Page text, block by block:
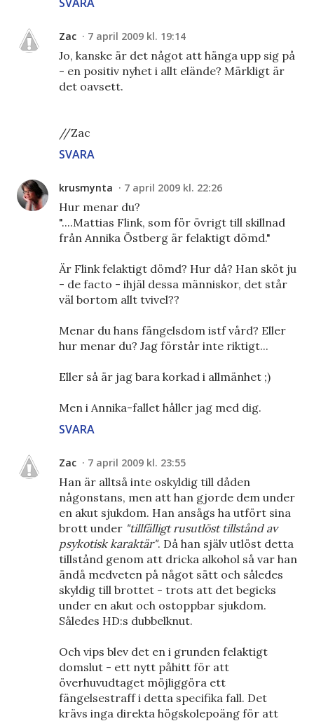
Zac 7 april 2009 kl. 19:14
Jo, kanske är det något att hänga upp sig på
- en positiv nyhet i allt elände? Märkligt är
det oavsett.
//Zac
SVARA
krusmynta 7 april 2009 kl. 22:26
Hur menar du?
"....Mattias Flink, som för övrigt till skillnad
från Annika Östberg är felaktigt dömd."
Är Flink felaktigt dömd? Hur då? Han sköt ju
- de facto - ihjäl dessa människor, det står
väl bortom allt tvivel??
Menar du hans fängelsdom istf vård? Eller
hur menar du? Jag förstår inte riktigt...
Eller så är jag bara korkad i allmänhet ;)
Men i Annika-fallet håller jag med dig.
SVARA
Zac 7 april 2009 kl. 23:55
Han är alltså inte oskyldig till dåden
någonstans, men att han gjorde dem under
en akut sjukdom. Han ansågs ha utfört sina
brott under "tillfälligt rusutlöst tillstånd av
psykotisk karaktär". Då han själv utlöst detta
tillstånd genom att dricka alkohol så var han
ändå medveten på något sätt och således
skyldig till brottet - trots att det begicks
under en akut och ostoppbar sjukdom.
Således HD:s dubbelknut.
Och vips blev det en i grunden felaktigt
domslut - ett nytt påhitt för att
överhuvudtaget möjliggöra ett
fängelsestraff i detta specifika fall. Det
krävs inga direkta högskolepoäng för att